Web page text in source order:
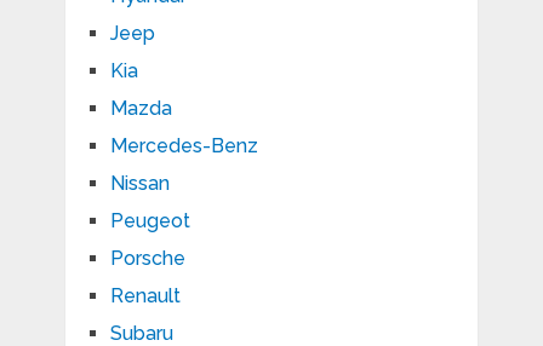
Jeep
Kia
Mazda
Mercedes-Benz
Nissan
Peugeot
Porsche
Renault
Subaru